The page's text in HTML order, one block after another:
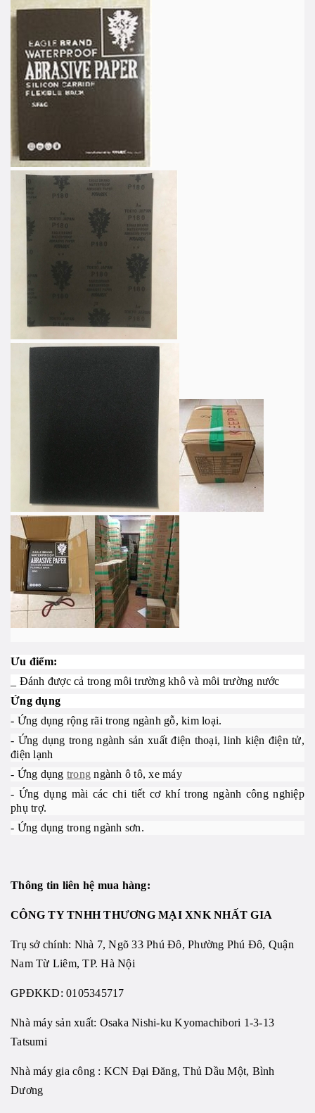
Ưu điểm:
_ Đánh được cả trong môi trường khô và môi trường nước
Ứng dụng
- Ứng dụng rộng rãi trong ngành gỗ, kim loại.
- Ứng dụng trong ngành sản xuất điện thoại, linh kiện điện tử,
điện lạnh
- Ứng dụng trong ngành ô tô, xe máy
- Ứng dụng mài các chi tiết cơ khí trong ngành công nghiệp
phụ trợ.
- Ứng dụng trong ngành sơn.
Thông tin liên hệ mua hàng:
CÔNG TY TNHH THƯƠNG MẠI XNK NHẤT GIA
Trụ sở chính: Nhà 7, Ngõ 33 Phú Đô, Phường Phú Đô, Quận
Nam Từ Liêm, TP. Hà Nội
GPĐKKD: 0105345717
Nhà máy sản xuất: Osaka Nishi-ku Kyomachibori 1-3-13
Tatsumi
Nhà máy gia công : KCN Đại Đăng, Thủ Dầu Một, Bình
Dương